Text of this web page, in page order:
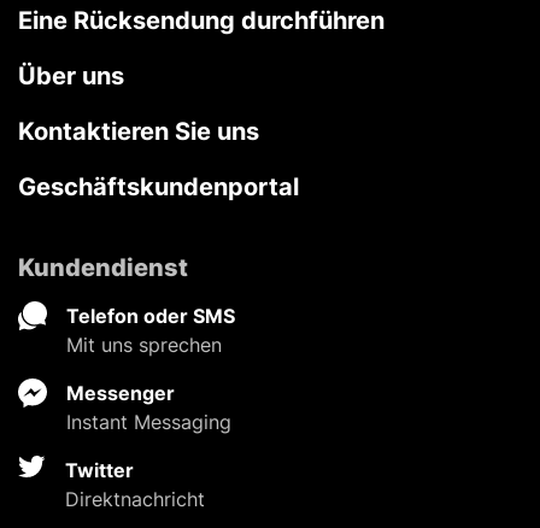
Eine Rücksendung durchführen
Über uns
Kontaktieren Sie uns
Geschäftskundenportal
Kundendienst
Telefon oder SMS
Mit uns sprechen
Messenger
Instant Messaging
Twitter
Direktnachricht